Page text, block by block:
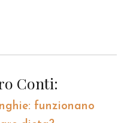
Conti:
funzionano